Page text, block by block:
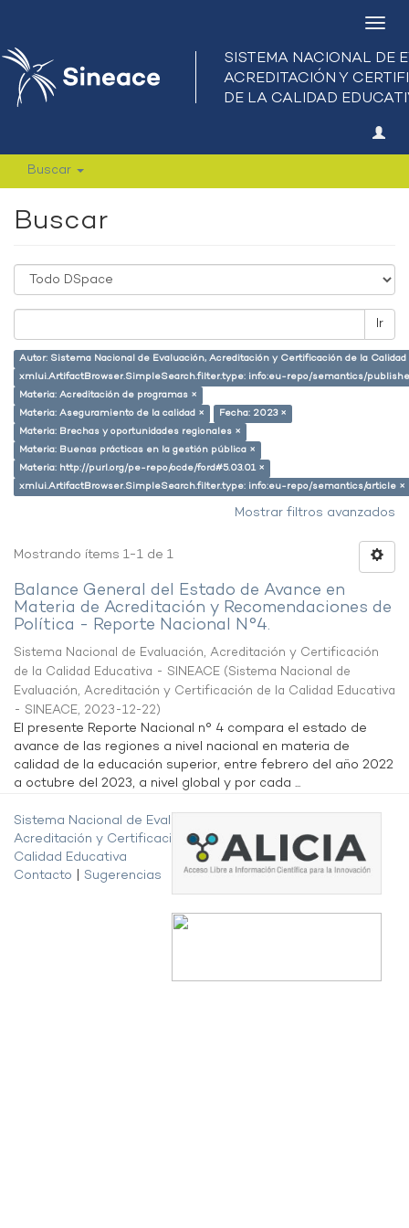
Buscar
Buscar
Ir
Autor: Sistema Nacional de Evaluación, Acreditación y Certificación de la
xmlui.ArtifactBrowser.SimpleSearch.filter.type: info:eu-repo/semantics/
Materia: Acreditación de programas ×
Materia: Aseguramiento de la calidad ×
Fecha: 2023 ×
Materia: Brechas y oportunidades regionales ×
Materia: Buenas prácticas en la gestión pública ×
Materia: http://purl.org/pe-repo/ocde/ford#5.03.01 ×
xmlui.ArtifactBrowser.SimpleSearch.filter.type: info:eu-repo/semantics/article ×
Mostrar filtros avanzados
Mostrando ítems 1-1 de 1
Balance General del Estado de Avance en
Materia de Acreditación y Recomendaciones de
Política - Reporte Nacional N°4.
Sistema Nacional de Evaluación, Acreditación y Certificación
de la Calidad Educativa - SINEACE (Sistema Nacional de
Evaluación, Acreditación y Certificación de la Calidad Educativa
- SINEACE, 2023-12-22)
El presente Reporte Nacional n° 4 compara el estado de
avance de las regiones a nivel nacional en materia de
calidad de la educación superior, entre febrero del año 2022
a octubre del 2023, a nivel global y por cada ...
Sistema Nacional de Evaluación,
Acreditación y Certificación de la
Calidad Educativa
Contacto
Sugerencias